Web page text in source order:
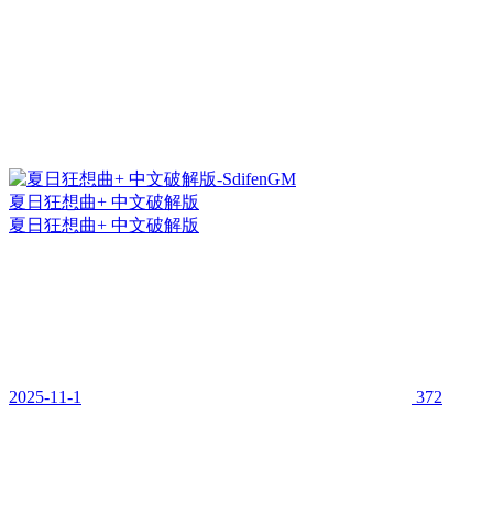
夏日狂想曲+ 中文破解版
夏日狂想曲+ 中文破解版
2025-11-1 372